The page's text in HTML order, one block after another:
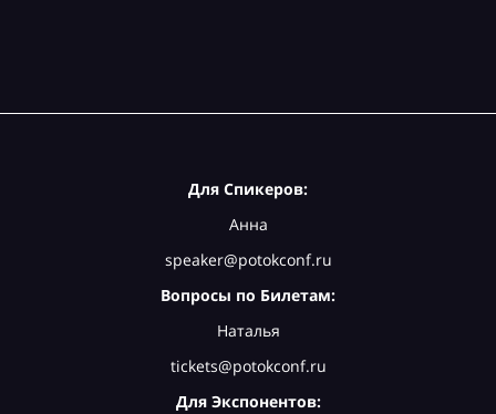
Для Спикеров:
Анна
speaker@potokconf.ru
Вопросы по Билетам:
Наталья
tickets@potokconf.ru
Для Экспонентов: